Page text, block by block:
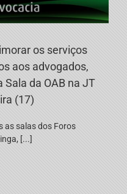
os serviços
aos advogados,
Sala da OAB na JT
(17)
as salas dos Foros
[...]